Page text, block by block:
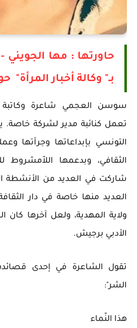
حاورتها : مها
بـ" وكالة أخبار المرأة"
سوسن العجمي شاعرة وكاتبة
تعمل كنائبة مدير لشركة خاصة.
التونسي بإبداعاتها وجرأتها
الثقافي، وبدعمها اللاّمشروط
شاركت في العديد من الأنشطة
العديد منها خاصة في دار
ولاية المهدية، ولعل آخرها كان
الأدبي برجيش.
تقول الشاعرة في إحدى
الشر":
هذا النّماء